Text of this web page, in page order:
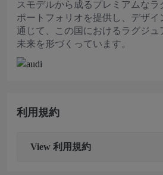
スモデルから成るプレミアムな
ポートフォリオを提供し、デザイ
通じて、この国におけるラグジュ
未来を形づくっています。
利用規約
View 利用規約